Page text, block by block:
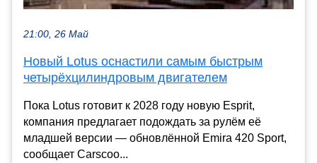
21:00, 26 Май
Новый Lotus оснастили самым быстрым
четырёхцилиндровым двигателем
Пока Lotus готовит к 2028 году новую Esprit,
компания предлагает подождать за рулём её
младшей версии — обновлённой Emira 420 Sport,
сообщает Carscoo...